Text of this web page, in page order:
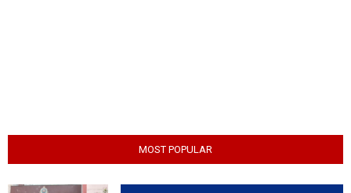
MOST POPULAR